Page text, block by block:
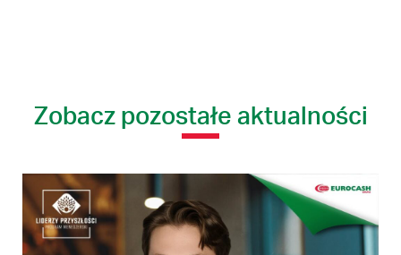
Zobacz pozostałe aktualności